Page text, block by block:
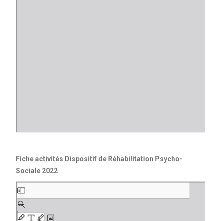
Fiche activités Dispositif de Réhabilitation Psycho-
Sociale 2022
Aller
au
contenu